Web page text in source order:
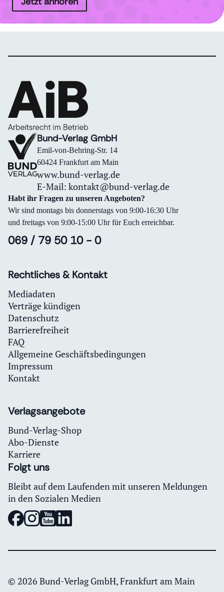
Bund-Verlag GmbH
Emil-von-Behring-Str. 14
60424 Frankfurt am Main
www.bund-verlag.de
E-Mail: kontakt@bund-verlag.de
Habt ihr Fragen zu unseren Angeboten?
Wir sind montags bis donnerstags von 9:00-16:30 Uhr
und freitags von 9:00-15:00 Uhr für Euch erreichbar.
069 / 79 50 10 - 0
Rechtliches & Kontakt
Mediadaten
Verträge kündigen
Datenschutz
Barrierefreiheit
FAQ
Allgemeine Geschäftsbedingungen
Impressum
Kontakt
Verlagsangebote
Bund-Verlag-Shop
Abo-Dienste
Karriere
Folgt uns
Bleibt auf dem Laufenden mit unseren Meldungen
in den Sozialen Medien
© 2026 Bund-Verlag GmbH, Frankfurt am Main